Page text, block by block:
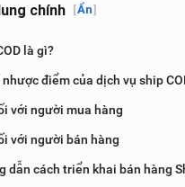
chính [Ẩn]
là gì?
nhược điểm của dịch vụ ship
với người mua hàng
với người bán hàng
dẫn cách triển khai bán hàng